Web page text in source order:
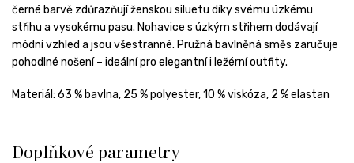
černé barvě zdůrazňují ženskou siluetu díky svému úzkému
střihu a vysokému pasu. Nohavice s úzkým střihem dodávají
módní vzhled a jsou všestranné. Pružná bavlněná směs zaručuje
pohodlné nošení – ideální pro elegantní i ležérní outfity.
Materiál: 63 % bavlna, 25 % polyester, 10 % viskóza, 2 % elastan
Doplňkové parametry